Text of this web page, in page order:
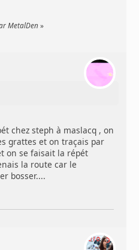
MetalDen »
chez steph à maslacq , on
grattes et on traçais par
on se faisait la répét
la route car le
bosser....